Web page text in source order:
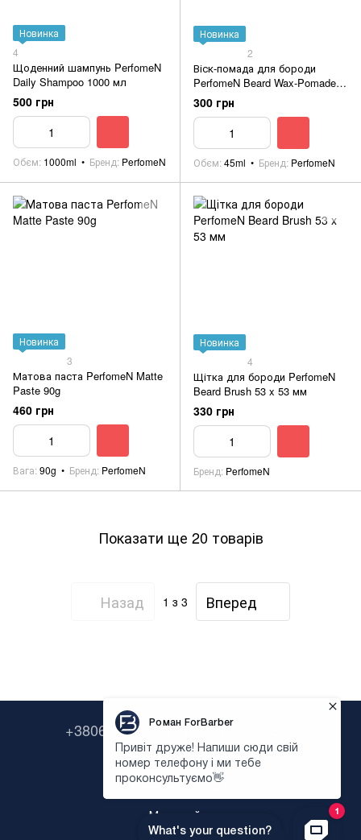
Новинка
4
Щоденний шампунь PerfomeN
Daily Shampoo 1000 мл
500 грн
Обєм 1000ml Бренд PerfomeN
Новинка
2
Віск-помада для бороди
PerfomeN Beard Wax-Pomade
45 мл
300 грн
Обєм 45ml Бренд PerfomeN
Новинка
3
Матова паста PerfomeN Matte
Paste 90g
460 грн
Вага 90g Бренд PerfomeN
Новинка
4
Щітка для бороди PerfomeN
Beard Brush 53 x 53 мм
330 грн
Бренд PerfomeN
Показати ще 20 товарів
Назад 1 з 3 Вперед
+380638322646 +380673954135
Контактна інформація
Повна версія сайту
Мапа сайту